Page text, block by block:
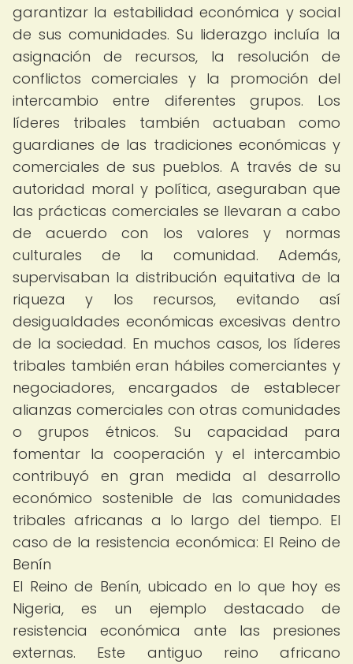
garantizar la estabilidad económica y social
de sus comunidades. Su liderazgo incluía la
asignación de recursos, la resolución de
conflictos comerciales y la promoción del
intercambio entre diferentes grupos. Los
líderes tribales también actuaban como
guardianes de las tradiciones económicas y
comerciales de sus pueblos. A través de su
autoridad moral y política, aseguraban que
las prácticas comerciales se llevaran a cabo
de acuerdo con los valores y normas
culturales de la comunidad. Además,
supervisaban la distribución equitativa de la
riqueza y los recursos, evitando así
desigualdades económicas excesivas dentro
de la sociedad. En muchos casos, los líderes
tribales también eran hábiles comerciantes y
negociadores, encargados de establecer
alianzas comerciales con otras comunidades
o grupos étnicos. Su capacidad para
fomentar la cooperación y el intercambio
contribuyó en gran medida al desarrollo
económico sostenible de las comunidades
tribales africanas a lo largo del tiempo. El
caso de la resistencia económica: El Reino de
Benín
El Reino de Benín, ubicado en lo que hoy es
Nigeria, es un ejemplo destacado de
resistencia económica ante las presiones
externas. Este antiguo reino africano